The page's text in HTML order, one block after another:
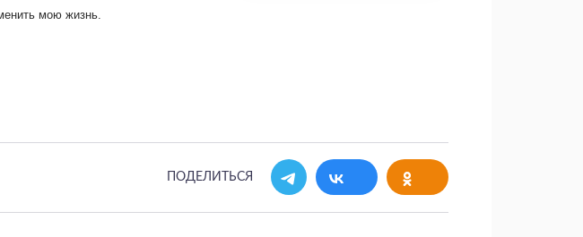
мою жизнь.
ПОДЕЛИТЬСЯ